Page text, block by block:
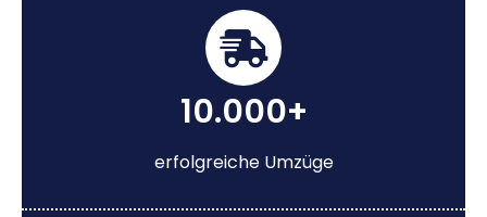
10.000+
erfolgreiche Umzüge